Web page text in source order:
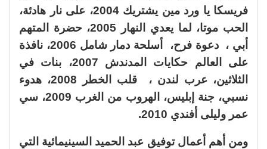
فريسكا يا ورد مين يشتريك 2004، على نار هادئة،
الحب موتا، لما يعدي النهار 2005، حضرة المتهم
أبي ، دعوة فرح، أسلحة دمار شامل 2006، نافذة
على العالم حكايات المدندش 2007، بنات في
الثلاثين، عرب لندن ، قلب الخطر 2008، هدوء
نسبي، جنة إبليس، الهروب من الغرب 2009، سي
عمر وليلى أفندي 2010.
ومن أهم أعمال توفيق عبد الحميد السينيمائية التي